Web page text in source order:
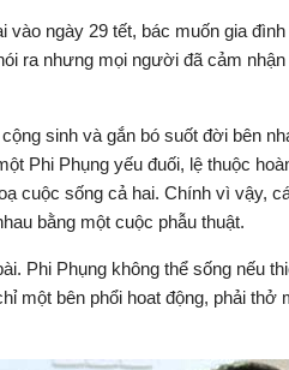
vào ngày 29 tết, bác muốn gia
ra nhưng mọi người đã cảm
sinh và gắn bó suốt đời bên
Phi Phụng yếu đuối, lệ thuộc
cuộc sống cả hai. Chính vì vậy,
bằng một cuộc phẫu thuật.
Phi Phụng không thể sống nếu
một bên phổi hoat động, phải